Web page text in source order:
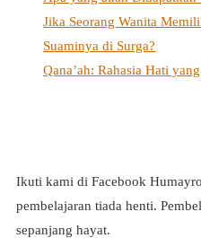
Jika Seorang Wanita
Suaminya di Surga?
Qana’ah: Rahasia Hati
Ikuti kami di Facebook
pembelajaran tiada henti.
sepanjang hayat.